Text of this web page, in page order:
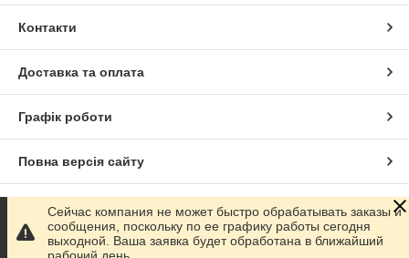
Контакти
Доставка та оплата
Графік роботи
Повна версія сайту
Сайт створено на маркетплейсі Prom.ua
Політика конфіденційності
Сейчас компания не может быстро обрабатывать заказы и
сообщения, поскольку по ее графику работы сегодня
выходной. Ваша заявка будет обработана в ближайший